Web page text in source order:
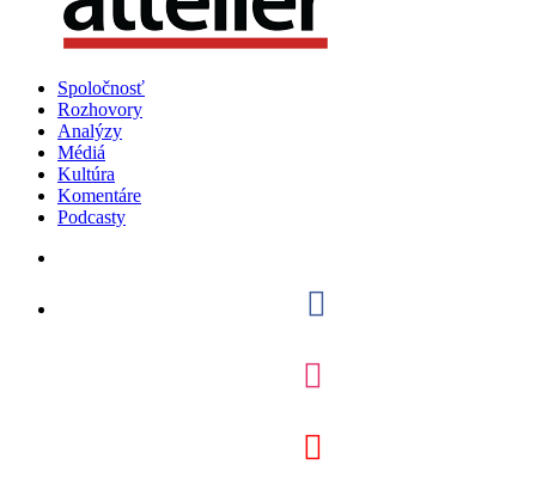
Spoločnosť
Rozhovory
Analýzy
Médiá
Kultúra
Komentáre
Podcasty